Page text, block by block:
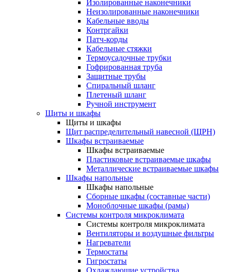
Изолированные наконечники
Неизолированные наконечники
Кабельные вводы
Контргайки
Патч-корды
Кабельные стяжки
Термоусадочные трубки
Гофрированная труба
Защитные трубы
Спиральный шланг
Плетеный шланг
Ручной инструмент
Щиты и шкафы
Щиты и шкафы
Щит распределительный навесной (ЩРН)
Шкафы встраиваемые
Шкафы встраиваемые
Пластиковые встраиваемые шкафы
Металлические встраиваемые шкафы
Шкафы напольные
Шкафы напольные
Сборные шкафы (составные части)
Моноблочные шкафы (рамы)
Системы контроля микроклимата
Системы контроля микроклимата
Вентиляторы и воздушные фильтры
Нагреватели
Термостаты
Гигростаты
Охлаждающие устройства